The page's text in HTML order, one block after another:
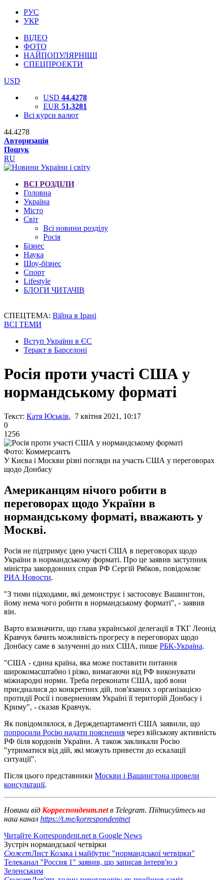
РУС
УКР
ВІДЕО
ФОТО
НАЙПОПУЛЯРНІШІ
СПЕЦПРОЕКТИ
USD
USD 44.4278
EUR 51.3281
Всі курси валют
44.4278
Авторизація
Пошук
RU
ВСІ РОЗДІЛИ
Головна
Україна
Місто
Світ
Всі новини розділу
Росія
Бізнес
Наука
Шоу-бізнес
Спорт
Lifestyle
БЛОГИ ЧИТАЧІВ
СПЕЦТЕМА: Війна в Ірані
ВСІ ТЕМИ
Вступ України в ЄС
Теракт в Барселоні
Росія проти участі США у
нормандському форматі
Текст: Катя Юськів, 7 квітня 2021, 10:17
0
1256
Фото: Коммерсантъ
У Києва і Москви різні погляди на участь США у переговорах
щодо Донбасу
Американцям нічого робити в
переговорах щодо України в
нормандському форматі, вважають у
Москві.
Росія не підтримує ідею участі США в переговорах щодо
України в нормандському форматі. Про це заявив заступник
міністра закордонних справ РФ Сергій Рябков, повідомляє
РИА Новости.
"З тими підходами, які демонструє і застосовує Вашингтон,
йому нема чого робити в нормандському форматі", - заявив
він.
Варто взазначити, що глава української делегації в ТКГ Леонід
Кравчук бачить можливість прогресу в переговорах щодо
Донбасу саме в залученні до них США, пише РБК-Україна.
"США - єдина країна, яка може поставити питання
широкомасштабно і різко, вимагаючи від РФ виконувати
міжнародні норми. Треба переконати США, щоб вони
приєдналися до конкретних дій, пов'язаних з організацією
протидії Росії і поверненням Україні її територій Донбасу і
Криму", - сказав Кравчук.
Як повідомлялося, в Держдепартаменті США заявили, що
попросили Росію надати пояснення через військову активність
РФ біля кордонів України. А також закликали Росію
"утриматися від дій, які можуть привести до ескалації
ситуації".
Після цього представники Москви і Вашингтона провели
консультації.
Новини від Корреспондент.netв Telegram. Підписуйтесь на
наш канал https://t.me/korrespondentnet
Читайте Korrespondent.net в Google News
Зустріч нормандської четвірки
СюжетЛист Козака і майбутнє "нормандської четвірки"
Телеканал "Россия 1" заявив, що записав інтерв'ю з
Зеленським